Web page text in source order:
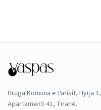
Rruga Komuna e Parisit, Hyrja 1,
Apartamenti 41, Tiranë.